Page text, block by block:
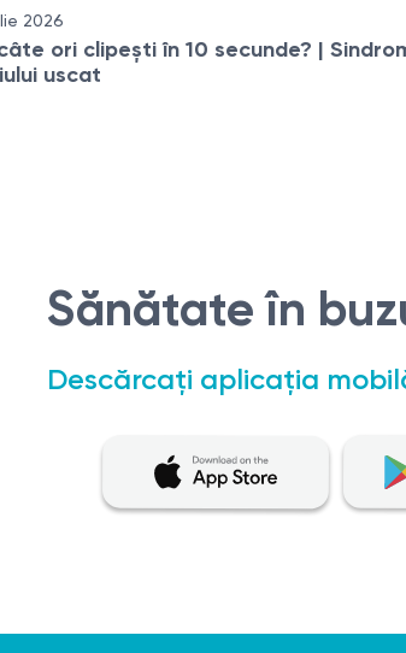
2026
ori clipești în 10 secunde? |
uscat
Sănătate în
Descărcați aplicația